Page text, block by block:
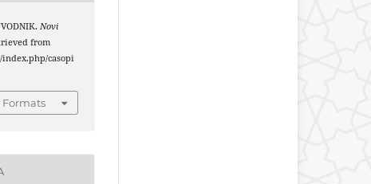
Novi
from
casopi
Formats